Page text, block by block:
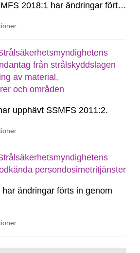
2018:1 har ändringar förts
SSMFS 2024:2 och SSMFS
från strålskyddslagen
av material,
och områden
upphävt SSMFS 2011:2.
persondosimetritjänster
ändringar förts in genom